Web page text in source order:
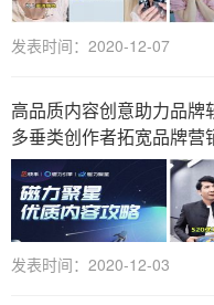
发表时间：2020-12-07
高品质内容创意助力品
多垂类创作者拓宽品牌营
发表时间：2020-12-03